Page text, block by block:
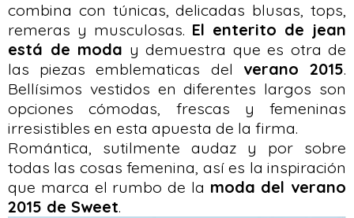
combina con túnicas, delicadas blusas, tops,
remeras y musculosas. El enterito de jean
está de moda y demuestra que es otra de
las piezas emblematicas del verano 2015.
Bellísimos vestidos en diferentes largos son
opciones cómodas, frescas y femeninas
irresistibles en esta apuesta de la firma.
Romántica, sutilmente audaz y por sobre
todas las cosas femenina, así es la inspiración
que marca el rumbo de la moda del verano
2015 de Sweet.